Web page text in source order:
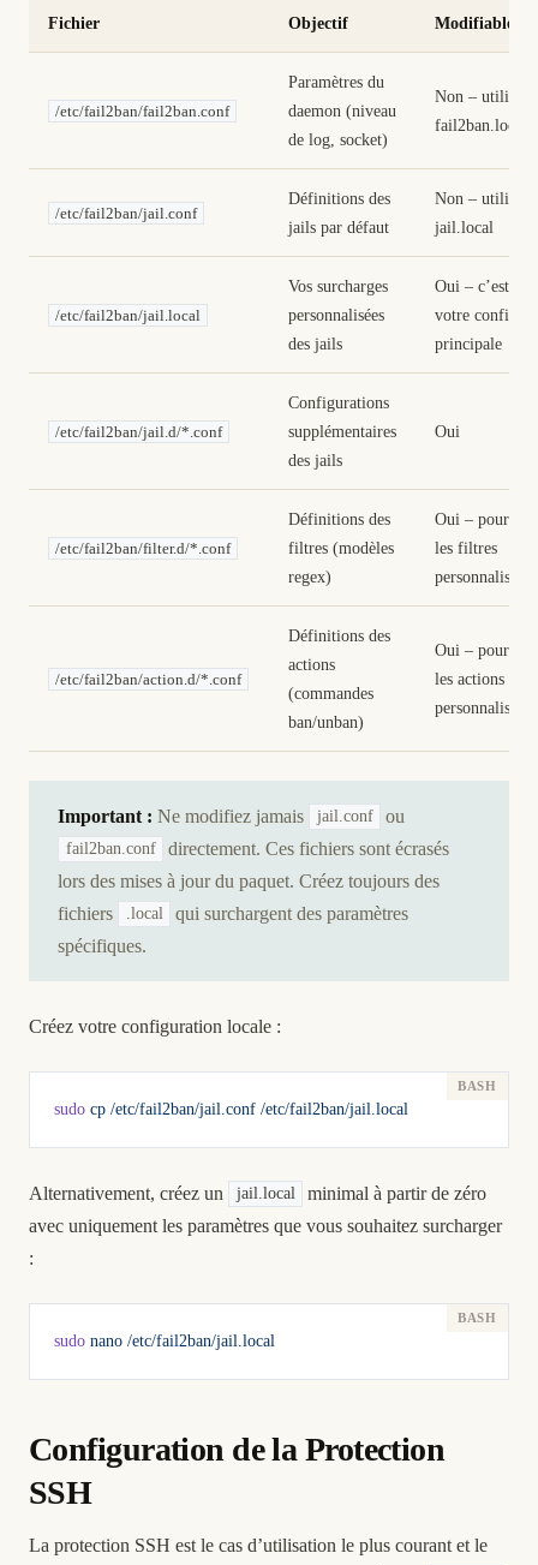
Fichier Objectif Modifiable ?
/etc/fail2ban/fail2ban.conf
Paramètres du
daemon (niveau
de log, socket)
Non – utiliser
fail2ban.local
/etc/fail2ban/jail.conf
Définitions des
jails par défaut
Non – utiliser
jail.local
/etc/fail2ban/jail.local
Vos surcharges
personnalisées
des jails
Oui – c’est
votre config
principale
/etc/fail2ban/jail.d/*.conf
Configurations
supplémentaires
des jails
Oui
/etc/fail2ban/filter.d/*.conf
Définitions des
filtres (modèles
regex)
Oui – pour
les filtres
personnalisés
/etc/fail2ban/action.d/*.conf
Définitions des
actions
(commandes
ban/unban)
Oui – pour
les actions
personnalisées
Important : Ne modifiez jamais jail.conf ou
fail2ban.conf
directement. Ces fichiers sont écrasés
lors des mises à jour du paquet. Créez toujours des
fichiers
.local
qui surchargent des paramètres
spécifiques.
Créez votre configuration locale :
sudo cp /etc/fail2ban/jail.conf /etc/fail2ban/jail.local
Alternativement, créez un jail.local
minimal à partir de zéro
avec uniquement les paramètres que vous souhaitez surcharger
:
sudo nano /etc/fail2ban/jail.local
Configuration de la Protection
SSH
La protection SSH est le cas d’utilisation le plus courant et le